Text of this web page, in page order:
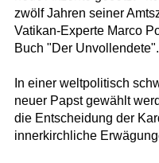
zwölf Jahren seiner
Vatikan-Experte Marco
Buch "Der Unvollendete".
In einer weltpolitisch
neuer Papst gewählt
die Entscheidung der
innerkirchliche